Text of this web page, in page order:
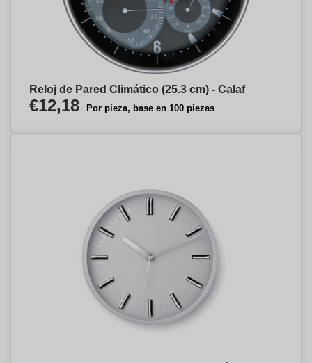
Reloj de Pared Climático (25.3 cm) - Calaf
€12,18 Por pieza, base en 100 piezas